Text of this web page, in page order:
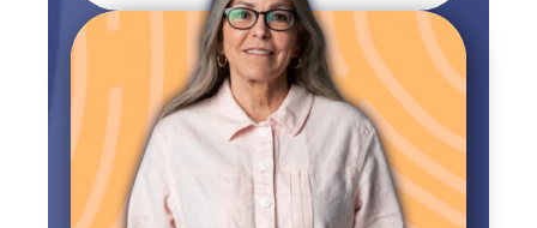
уход за детьми